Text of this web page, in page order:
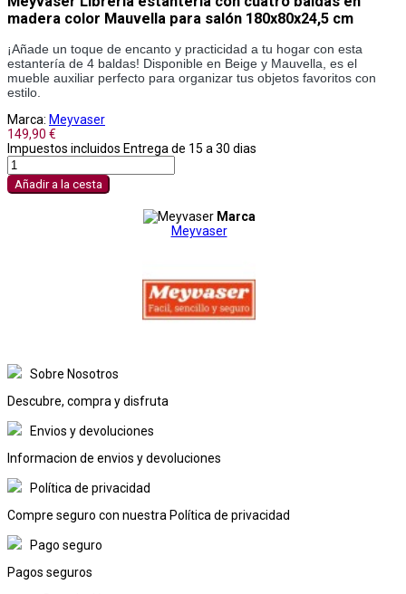
madera color Mauvella para salón 180x80x24,5 cm
¡Añade un toque de encanto y practicidad a tu hogar con esta
estantería de 4 baldas! Disponible en Beige y Mauvella, es el
mueble auxiliar perfecto para organizar tus objetos favoritos con
estilo.
Marca: Meyvaser
149,90 €
Impuestos incluidos Entrega de 15 a 30 dias
Añadir a la cesta
Marca
Meyvaser
Sobre Nosotros
Descubre, compra y disfruta
Envios y devoluciones
Informacion de envios y devoluciones
Política de privacidad
Compre seguro con nuestra Política de privacidad
Pago seguro
Pagos seguros